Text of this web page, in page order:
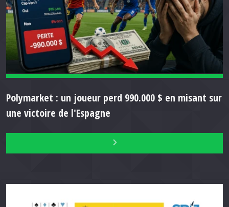
Polymarket : un joueur perd 990.000 $ en misant sur
une victoire de l'Espagne